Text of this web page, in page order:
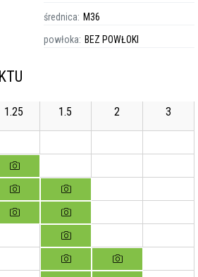
średnica: M36
powłoka: BEZ POWŁOKI
1.25 1.5 2 3